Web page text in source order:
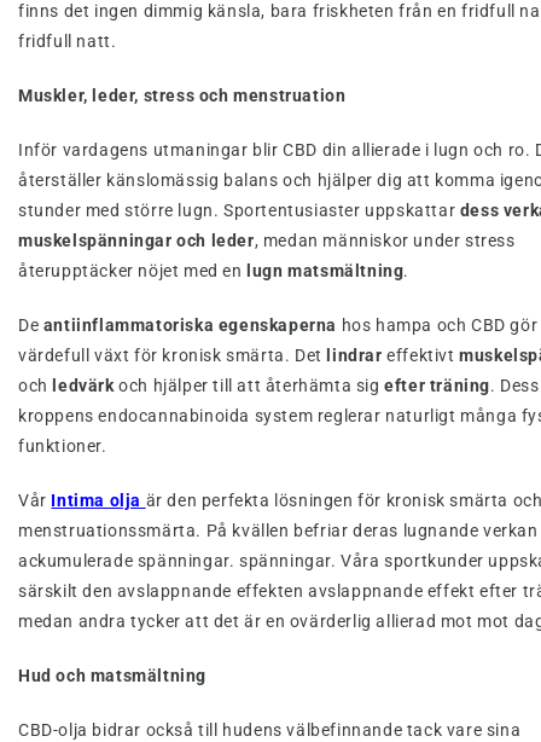
finns det ingen dimmig känsla, bara friskheten från en fridfull
fridfull natt.
Muskler, leder, stress och menstruation
Inför vardagens utmaningar blir CBD din allierade i lugn och ro.
återställer känslomässig balans och hjälper dig att komma
stunder med större lugn. Sportentusiaster uppskattar dess
muskelspänningar och leder, medan människor under stress
återupptäcker nöjet med en
lugn matsmältning.
De antiinflammatoriska egenskaperna hos hampa och CBD
värdefull växt för kronisk smärta. Det
lindrar effektivt
och
ledvärkoch hjälper till att återhämta sigefter träning.
kroppens endocannabinoida system reglerar naturligt många
funktioner.
Vår Intima olja är den perfekta lösningen för kronisk smärta
menstruationssmärta. På kvällen befriar deras lugnande
ackumulerade spänningar. spänningar. Våra sportkunder
särskilt den avslappnande effekten avslappnande effekt efter
medan andra tycker att det är en ovärderlig allierad mot mot
Hud och matsmältning
CBD-olja bidrar också till hudens välbefinnande tack vare sina